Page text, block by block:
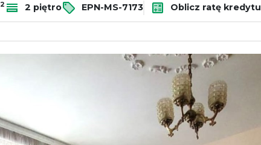
2 2 piętro EPN-MS-7173 Oblicz ratę kredytu